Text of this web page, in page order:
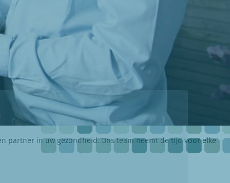
partner in uw gezondheid. Ons team neemt de tijd voor elke